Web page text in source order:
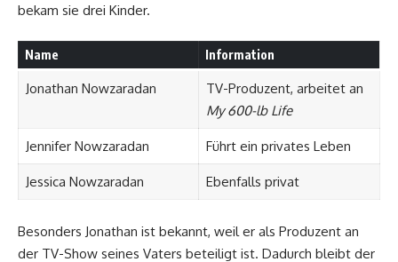
bekam sie drei Kinder.
Name Information
Jonathan Nowzaradan
TV-Produzent, arbeitet an
My 600-lb Life
Jennifer Nowzaradan Führt ein privates Leben
Jessica Nowzaradan Ebenfalls privat
Besonders Jonathan ist bekannt, weil er als Produzent an
der TV-Show seines Vaters beteiligt ist. Dadurch bleibt der